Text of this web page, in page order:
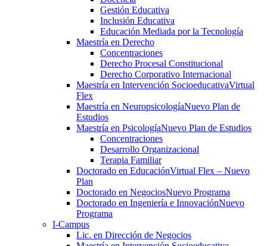
Gestión Educativa
Inclusión Educativa
Educación Mediada por la Tecnología
Maestría en Derecho
Concentraciones
Derecho Procesal Constitucional
Derecho Corporativo Internacional
Maestría en Intervención SocioeducativaVirtual
Flex
Maestría en NeuropsicologíaNuevo Plan de
Estudios
Maestría en PsicologíaNuevo Plan de Estudios
Concentraciones
Desarrollo Organizacional
Terapia Familiar
Doctorado en EducaciónVirtual Flex – Nuevo
Plan
Doctorado en NegociosNuevo Programa
Doctorado en Ingeniería e InnovaciónNuevo
Programa
I-Campus
Lic. en Dirección de Negocios